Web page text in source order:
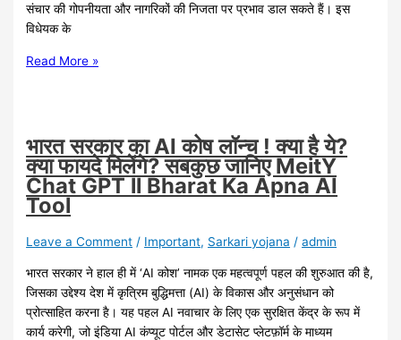
संचार की गोपनीयता और नागरिकों की निजता पर प्रभाव डाल सकते हैं। इस
विधेयक के
Read More »
भारत सरकार का AI कोष लॉन्च ! क्या है ये?
क्या फायदे मिलेंगे? सबकुछ जानिए MeitY
Chat GPT ll Bharat Ka Apna AI
Tool
Leave a Comment / Important, Sarkari yojana /admin
भारत सरकार ने हाल ही में ‘AI कोश’ नामक एक महत्वपूर्ण पहल की शुरुआत की है,
जिसका उद्देश्य देश में कृत्रिम बुद्धिमत्ता (AI) के विकास और अनुसंधान को
प्रोत्साहित करना है। यह पहल AI नवाचार के लिए एक सुरक्षित केंद्र के रूप में
कार्य करेगी, जो इंडिया AI कंप्यूट पोर्टल और डेटासेट प्लेटफ़ॉर्म के माध्यम